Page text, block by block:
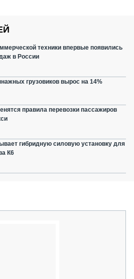
техники впервые появились
в России
грузовиков вырос на 14%
правила перевозки пассажиров
гибридную силовую установку для
К6